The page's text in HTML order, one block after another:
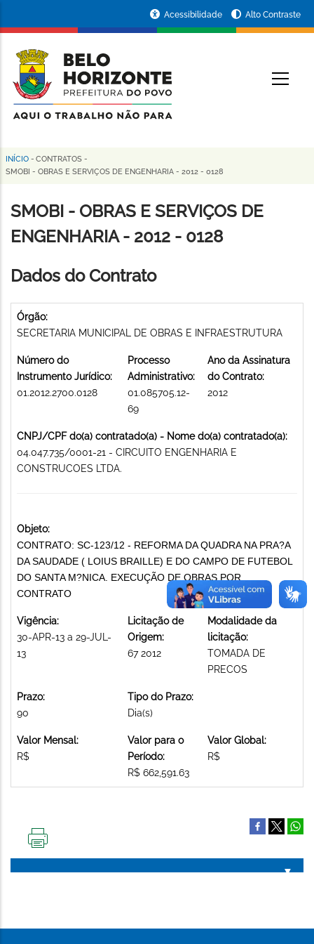
conteúdo
principal
da
Prefeitura
de
Horizonte
Acessibilidade Alto Contraste
Trilha
navegação
INÍCIO - CONTRATOS -
SMOBI - OBRAS E SERVIÇOS DE ENGENHARIA - 2012 - 0128
SMOBI - OBRAS E SERVIÇOS DE
ENGENHARIA - 2012 - 0128
Dados do Contrato
Órgão:
SECRETARIA MUNICIPAL DE OBRAS E INFRAESTRUTURA
Número do
Instrumento Jurídico:
01.2012.2700.0128
Processo
Administrativo:
01.085705.12-
69
Ano da Assinatura
do Contrato:
2012
CNPJ/CPF do(a) contratado(a) - Nome do(a) contratado(a):
04.047.735/0001-21 - CIRCUITO ENGENHARIA E
CONSTRUCOES LTDA.
Objeto:
CONTRATO: SC-123/12 - REFORMA DA QUADRA NA PRA?A
DA SAUDADE ( LOIUS BRAILLE) E DO CAMPO DE FUTEBOL
DO SANTA M?NICA. EXECUÇÃO DE OBRAS POR
CONTRATO
Vigência:
30-APR-13 a 29-JUL-
13
Licitação de
Origem:
67 2012
Modalidade da
licitação:
TOMADA DE
PRECOS
Prazo:
90
Tipo do Prazo:
Dia(s)
Valor Mensal:
R$
Valor para o
Período:
R$ 662,591.63
Valor Global:
R$
PÁGINA